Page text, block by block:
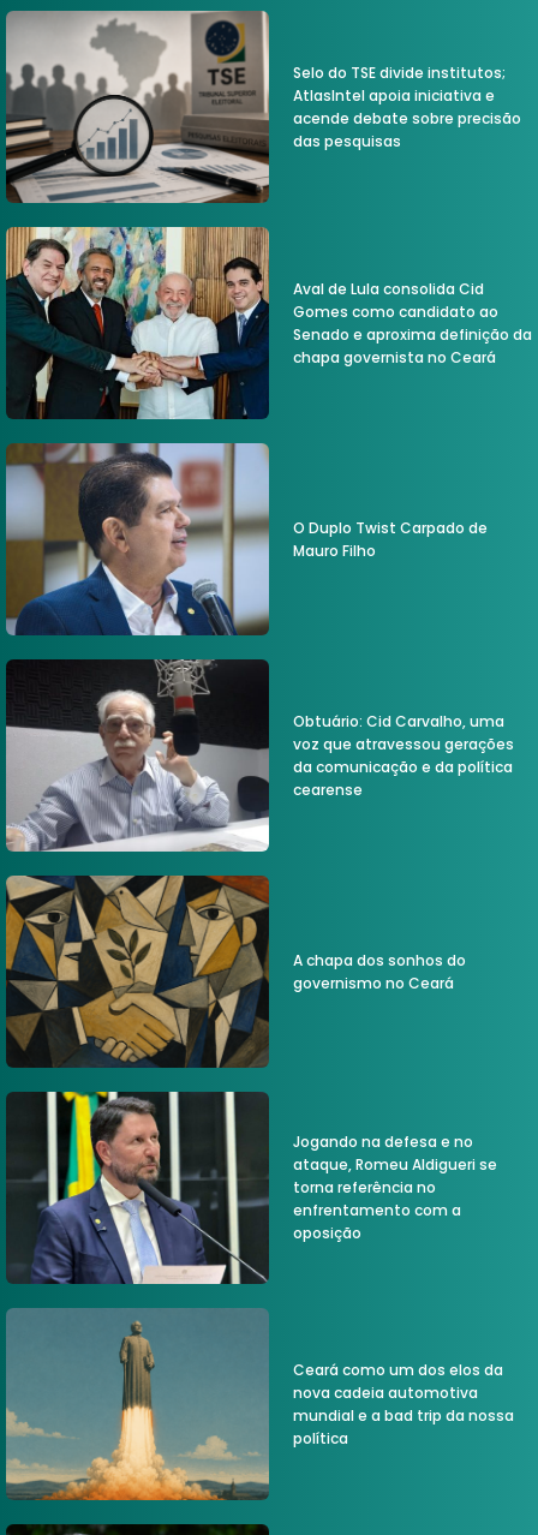
Selo do TSE divide institutos;
AtlasIntel apoia iniciativa e
acende debate sobre precisão
das pesquisas
Aval de Lula consolida Cid
Gomes como candidato ao
Senado e aproxima definição da
chapa governista no Ceará
O Duplo Twist Carpado de
Mauro Filho
Obtuário: Cid Carvalho, uma
voz que atravessou gerações
da comunicação e da política
cearense
A chapa dos sonhos do
governismo no Ceará
Jogando na defesa e no
ataque, Romeu Aldigueri se
torna referência no
enfrentamento com a
oposição
Ceará como um dos elos da
nova cadeia automotiva
mundial e a bad trip da nossa
política